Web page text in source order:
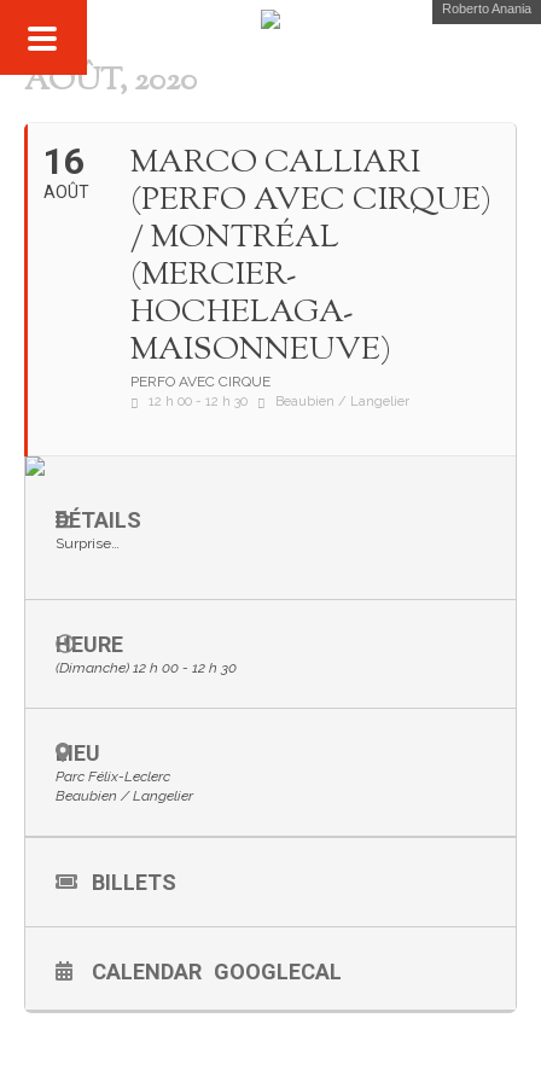
Roberto Anania
AOÛT, 2020
16
AOÛT
MARCO CALLIARI
(PERFO AVEC CIRQUE)
/ MONTRÉAL
(MERCIER-
HOCHELAGA-
MAISONNEUVE)
PERFO AVEC CIRQUE
12 h 00 - 12 h 30 Beaubien / Langelier
DÉTAILS
Surprise…
HEURE
(Dimanche) 12 h 00 - 12 h 30
LIEU
Parc Félix-Leclerc
Beaubien / Langelier
BILLETS
CALENDAR GOOGLECAL